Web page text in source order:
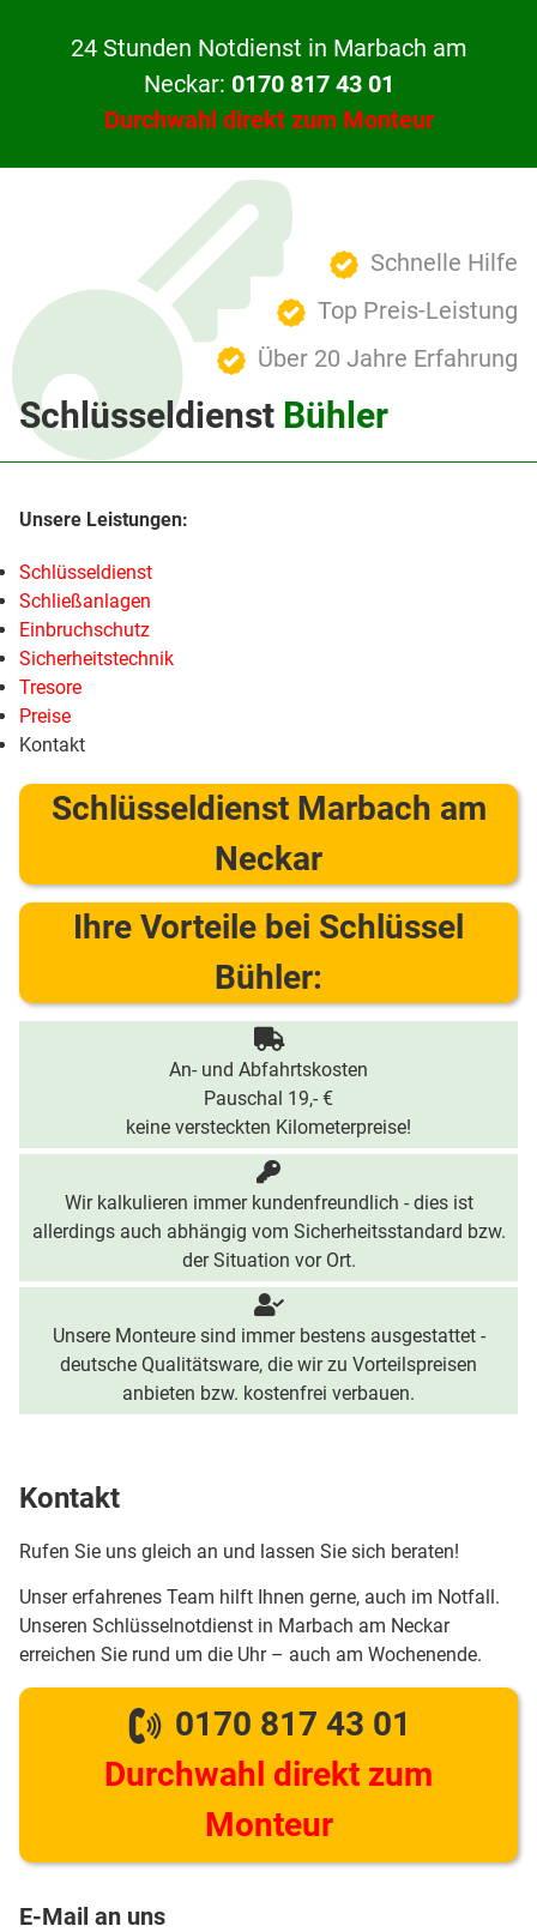
24 Stunden Notdienst in Marbach am
Neckar: 0170 817 43 01
Durchwahl direkt zum Monteur
Schnelle Hilfe
Top Preis-Leistung
Über 20 Jahre Erfahrung
Schlüsseldienst Bühler
Schlüsseldienst
Schließanlagen
Einbruchschutz
Sicherheitstechnik
Tresore
Preise
Kontakt
Schlüsseldienst Marbach am
Neckar
Ihre Vorteile bei Schlüssel
Bühler:
An- und Abfahrtskosten
Pauschal 19,- €
keine versteckten Kilometerpreise!
Wir kalkulieren immer kundenfreundlich - dies ist
allerdings auch abhängig vom Sicherheitsstandard bzw.
der Situation vor Ort.
Unsere Monteure sind immer bestens ausgestattet -
deutsche Qualitätsware, die wir zu Vorteilspreisen
anbieten bzw. kostenfrei verbauen.
Kontakt
Rufen Sie uns gleich an und lassen Sie sich beraten!
Unser erfahrenes Team hilft Ihnen gerne, auch im Notfall.
Unseren Schlüsselnotdienst in Marbach am Neckar
erreichen Sie rund um die Uhr – auch am Wochenende.
0170 817 43 01
Durchwahl direkt zum
Monteur
E-Mail an uns